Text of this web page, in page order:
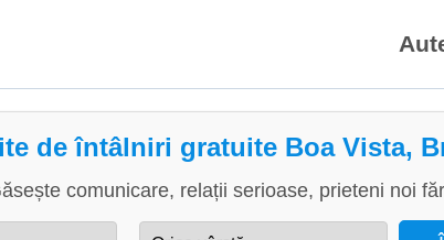
de întâlniri gratuite Boa Vista,
comunicare, relații serioase, prieteni noi